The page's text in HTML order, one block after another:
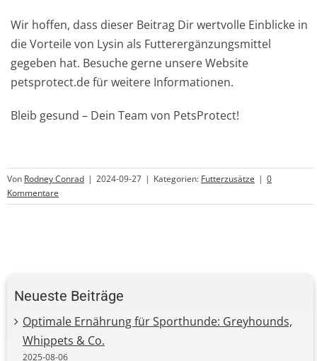
Wir hoffen, dass dieser Beitrag Dir wertvolle Einblicke in
die Vorteile von Lysin als Futterergänzungsmittel
gegeben hat. Besuche gerne unsere Website
petsprotect.de für weitere Informationen.
Bleib gesund – Dein Team von PetsProtect!
Von Rodney Conrad | 2024-09-27 | Kategorien: Futterzusätze | 0
Kommentare
Neueste Beiträge
Optimale Ernährung für Sporthunde: Greyhounds,
Whippets & Co.
2025-08-06